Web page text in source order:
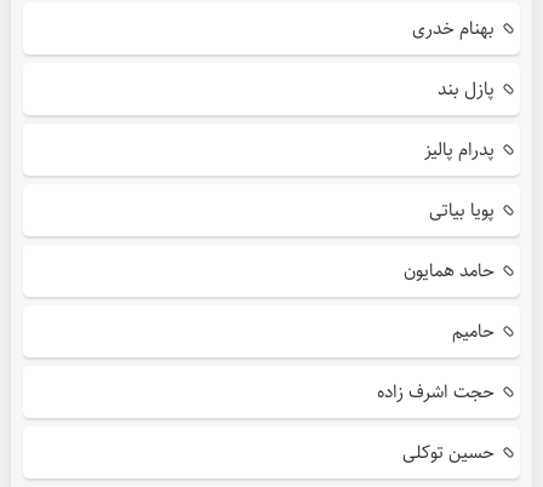
بهنام خدری
پازل بند
پدرام پالیز
پویا بیاتی
حامد همایون
حامیم
حجت اشرف زاده
حسین توکلی